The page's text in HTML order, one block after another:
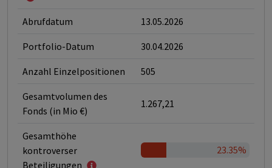
Abrufdatum 13.05.2026
Portfolio-Datum 30.04.2026
Anzahl Einzelpositionen 505
Gesamtvolumen des
Fonds (in Mio €)
1.267,21
Gesamthöhe
kontroverser
Beteiligungen
23.35%